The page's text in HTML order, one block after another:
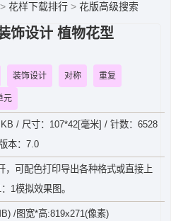
> 花样下载排行 > 花版高级搜索
饰设计 植物花型
装饰设计 对称 重复
元
/ 尺寸：107*42[毫米] / 针数：6528
本：7.0
，可配色打印导出各种格式或直接上
1模拟效果图。
/图宽*高:819x271(像素)